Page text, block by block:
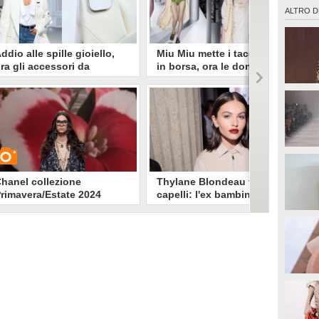
ALTRO DI
alle spille gioiello,
gli accessori da
alla giacca sono
smartphone
notato le piccole spille
alle giacche della
Coperni P/E 2024
a Parigi? Non si tratta
gioielli ma di dispositivi hi-
destinati a prendere il posto
smartphone.
collezione
Estate 2024
Miu Miu mette i tacchi alti
in borsa, ora le donne sono
libere di camminare
comodamente
La dittatura dello stiletto è finita e
ora anche la moda propone
calzature rasoterra adattandosi
alle esigenze di comfort delle
donne moderne. Miu Miu porta in
passerella un inno alla comodità.
Thylane Blondeau taglia i
capelli: l'ex bambina più
bella del mondo col